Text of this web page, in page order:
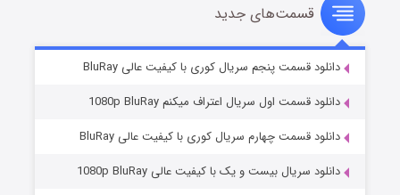
سریال زشت
قسمت۲ (زیرنویس) منتشر شد
قسمت‌های جدید
دانلود قسمت پنجم سریال کوری با کیفیت عالی BluRay
دانلود قسمت اول سریال اعتراف میکنم 1080p BluRay
دانلود قسمت چهارم سریال کوری با کیفیت عالی BluRay
دانلود سریال بیست و یک با کیفیت عالی 1080p BluRay